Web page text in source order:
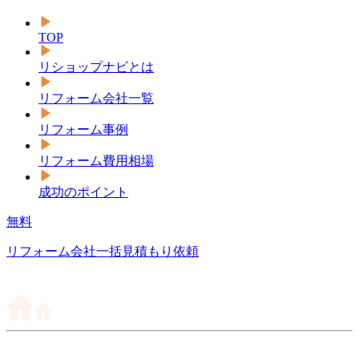
TOP
リショップナビとは
リフォーム会社一覧
リフォーム事例
リフォーム費用相場
成功のポイント
無料
リフォーム会社一括見積もり依頼